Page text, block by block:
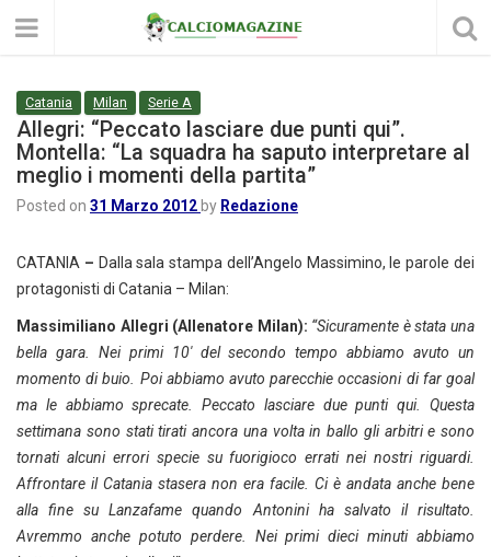
Catania Milan Serie A
Allegri: “Peccato lasciare due punti qui”.
Montella: “La squadra ha saputo interpretare al
meglio i momenti della partita”
Posted on 31 Marzo 2012 by Redazione
CATANIA – Dalla sala stampa dell’Angelo Massimino, le parole dei
protagonisti di Catania – Milan:
Massimiliano Allegri (Allenatore Milan): “Sicuramente è stata una
bella gara. Nei primi 10′ del secondo tempo abbiamo avuto un
momento di buio. Poi abbiamo avuto parecchie occasioni di far goal
ma le abbiamo sprecate. Peccato lasciare due punti qui. Questa
settimana sono stati tirati ancora una volta in ballo gli arbitri e sono
tornati alcuni errori specie su fuorigioco errati nei nostri riguardi.
Affrontare il Catania stasera non era facile. Ci è andata anche bene
alla fine su Lanzafame quando Antonini ha salvato il risultato.
Avremmo anche potuto perdere. Nei primi dieci minuti abbiamo